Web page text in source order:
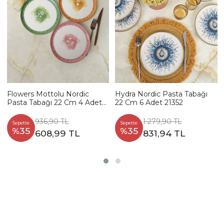
Flowers Mottolu Nordic
Pasta Tabağı 22 Cm 4 Adet
Sepette
%35
936,90 TL
608,99 TL
Hydra Nordic Pasta Tabağı
22 Cm 6 Adet 21352
Sepette
%35
1.279,90 TL
831,94 TL